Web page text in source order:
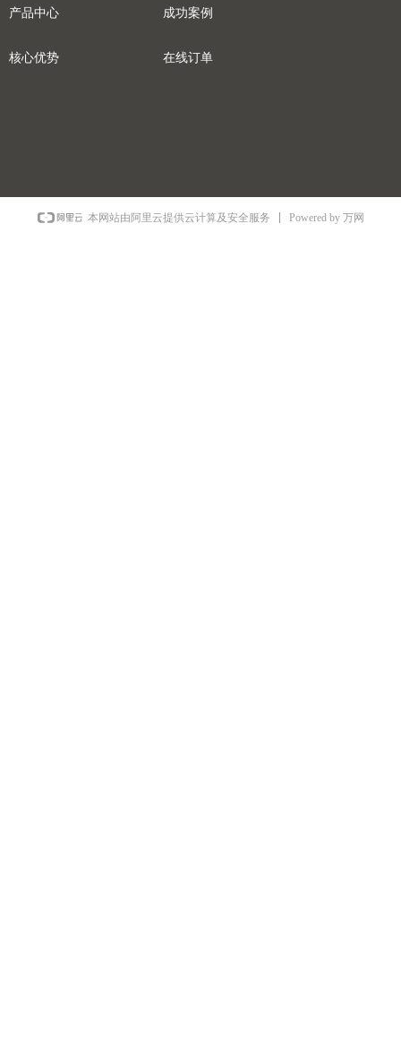
产品中心
核心优势
成功案例
在线订单
本网站由阿里云提供云计算及安全服务 Powered by 万网